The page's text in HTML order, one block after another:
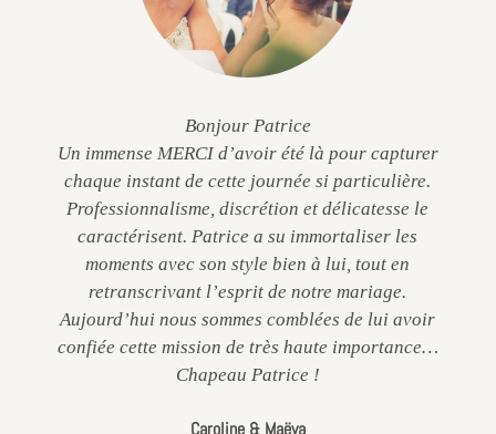
Bonjour Patrice
Un immense MERCI d’avoir été là pour capturer
chaque instant de cette journée si particulière.
Professionnalisme, discrétion et délicatesse le
caractérisent. Patrice a su immortaliser les
moments avec son style bien à lui, tout en
retranscrivant l’esprit de notre mariage.
Aujourd’hui nous sommes comblées de lui avoir
confiée cette mission de très haute importance…
Chapeau Patrice !
Caroline & Maëva